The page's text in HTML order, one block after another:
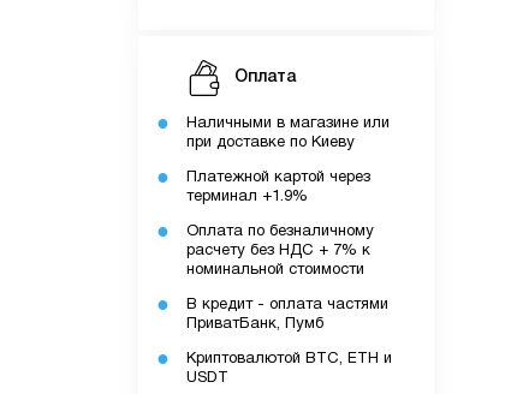
Оплата
Наличными в магазине или
при доставке по Киеву
Платежной картой через
терминал +1.9%
Оплата по безналичному
расчету без НДС + 7% к
номинальной стоимости
В кредит - оплата частями
ПриватБанк, Пумб
Криптовалютой BTC, ETH и
USDT